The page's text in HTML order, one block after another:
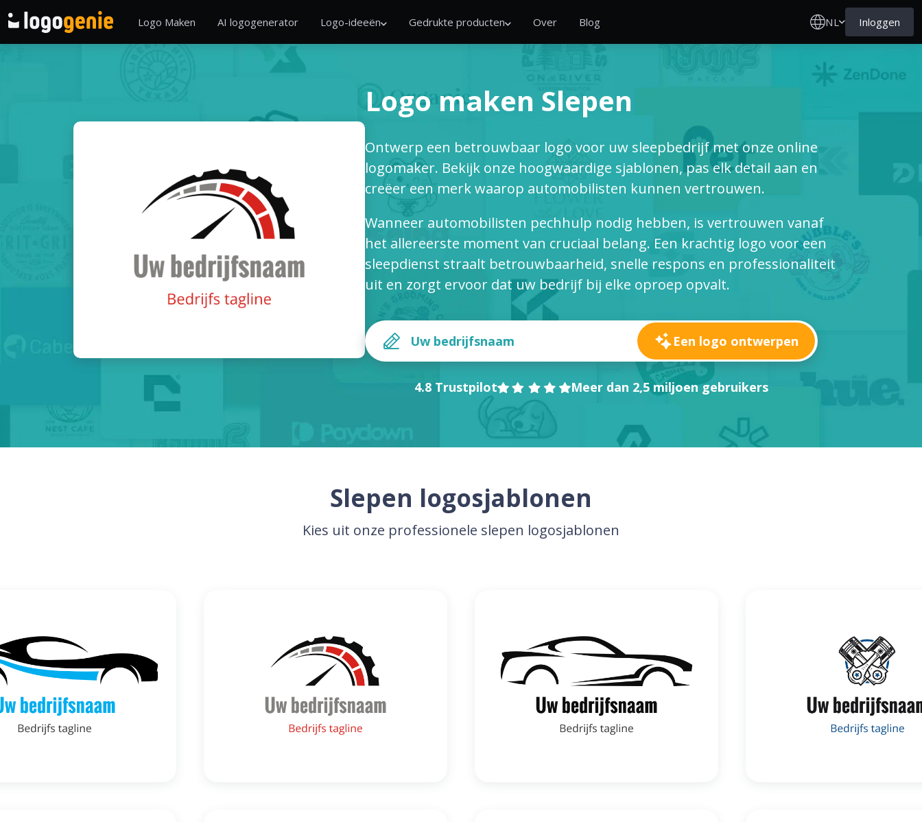
Logo Maken AI logogenerator Logo-ideeën Gedrukte producten Over Blog NL Inloggen
Logo maken Slepen
Ontwerp een betrouwbaar logo voor uw sleepbedrijf met onze online
logomaker. Bekijk onze hoogwaardige sjablonen, pas elk detail aan en
creëer een merk waarop automobilisten kunnen vertrouwen.
Wanneer automobilisten pechhulp nodig hebben, is vertrouwen vanaf
het allereerste moment van cruciaal belang. Een krachtig logo voor een
sleepdienst straalt betrouwbaarheid, snelle respons en professionaliteit
uit en zorgt ervoor dat uw bedrijf bij elke oproep opvalt.
Een logo ontwerpen
4.8 Trustpilot Meer dan 2,5 miljoen gebruikers
Slepen logosjablonen
Kies uit onze professionele slepen logosjablonen